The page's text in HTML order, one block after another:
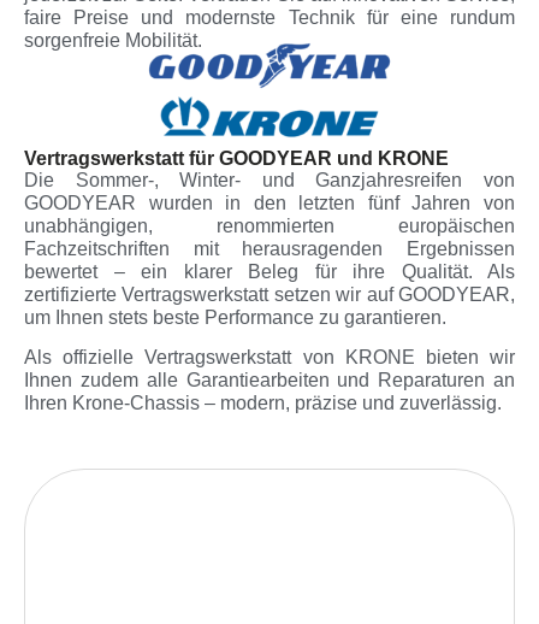
faire Preise und modernste Technik für eine rundum
sorgenfreie Mobilität.
Vertragswerkstatt für GOODYEAR und KRONE
Die Sommer-, Winter- und Ganzjahresreifen von
GOODYEAR wurden in den letzten fünf Jahren von
unabhängigen, renommierten europäischen
Fachzeitschriften mit herausragenden Ergebnissen
bewertet – ein klarer Beleg für ihre Qualität. Als
zertifizierte Vertragswerkstatt setzen wir auf GOODYEAR,
um Ihnen stets beste Performance zu garantieren.
Als offizielle Vertragswerkstatt von KRONE bieten wir
Ihnen zudem alle Garantiearbeiten und Reparaturen an
Ihren Krone-Chassis – modern, präzise und zuverlässig.